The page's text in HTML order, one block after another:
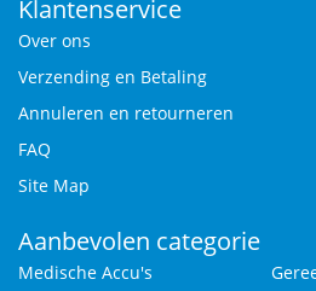
Klantenservice
Over ons
Verzending en Betaling
Annuleren en retourneren
FAQ
Site Map
Aanbevolen categorie
Medische Accu's